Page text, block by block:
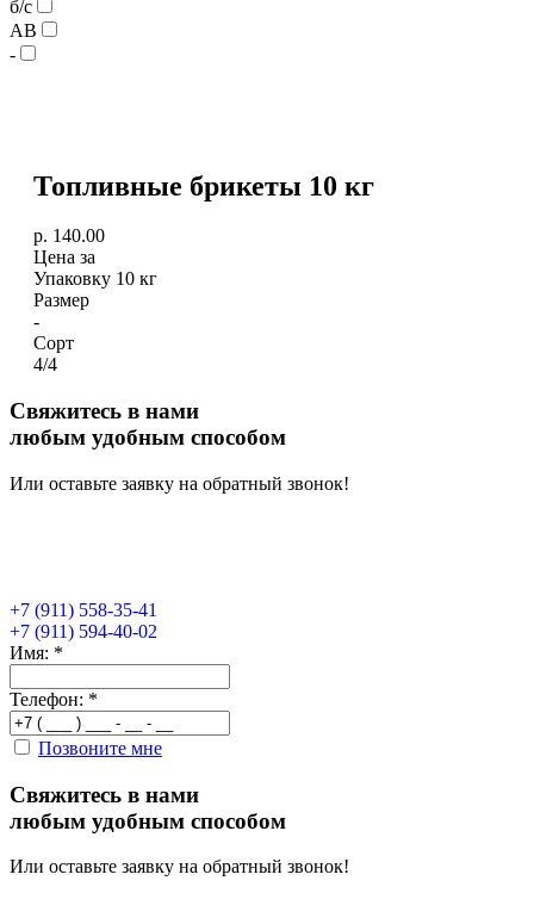
б/с
АВ
-
Топливные брикеты 10 кг
р. 140.00
Цена за
Упаковку 10 кг
Размер
-
Сорт
4/4
Свяжитесь в нами
любым удобным способом
Или оставьте заявку на обратный звонок!
+7 (911) 558-35-41
+7 (911) 594-40-02
Имя: *
Телефон: *
Позвоните мне
Свяжитесь в нами
любым удобным способом
Или оставьте заявку на обратный звонок!